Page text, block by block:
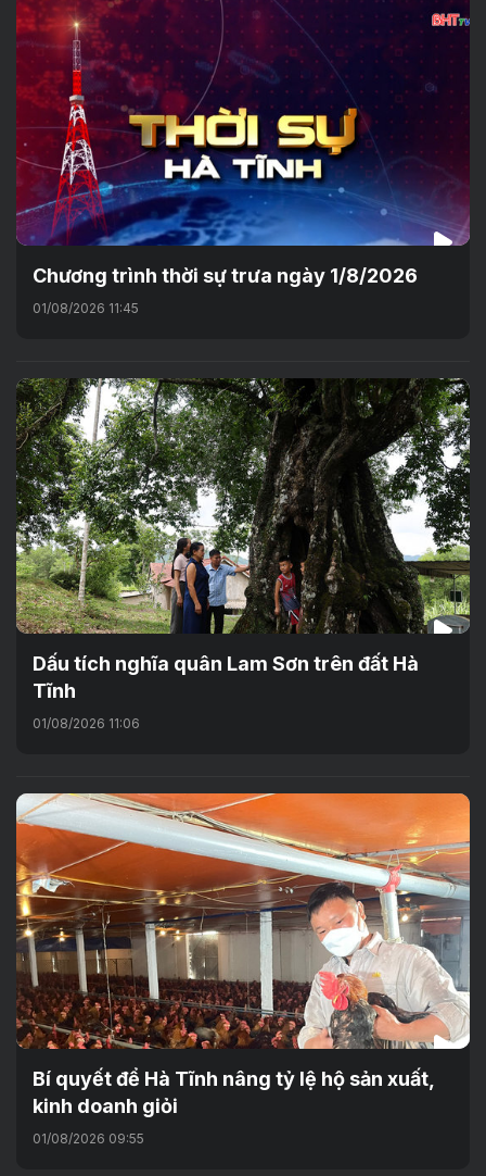
Chương trình thời sự trưa ngày 1/8/2026
01/08/2026 11:45
Dấu tích nghĩa quân Lam Sơn trên đất Hà
Tĩnh
01/08/2026 11:06
Bí quyết để Hà Tĩnh nâng tỷ lệ hộ sản xuất,
kinh doanh giỏi
01/08/2026 09:55